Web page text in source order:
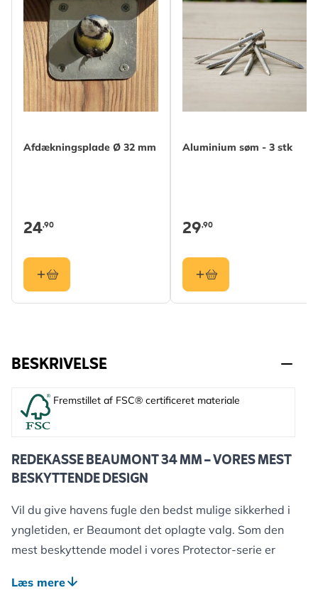
Afdækningsplade Ø 32 mm
24,90
Aluminium søm - 3 stk
29,90
BESKRIVELSE
Fremstillet af FSC® certificeret materiale
REDEKASSE BEAUMONT 34 MM – VORES MEST
BESKYTTENDE DESIGN
Vil du give havens fugle den bedst mulige sikkerhed i
yngletiden, er Beaumont det oplagte valg. Som den
mest beskyttende model i vores Protector-serie er
maven.
Læs mere